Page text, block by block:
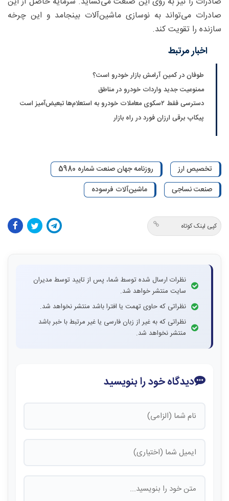
صادرات می‌تواند به نوسازی ماشین‌آلات بینجامد و این چرخه‌
سازنده را تقویت کند.
اخبار مرتبط
طوفان در کمین آرامش بازار خودرو است؟
ممنوعیت جدید واردات خودرو در مناطق
دسترسی فقط ۲سکوی معاملات خودرو به استعلام‌ها تبعیض‌آمیز است
پیکاپ برقی ارزان فورد در راه بازار
تخصیص ارز
روزنامه جهان صنعت شماره 5980
صنعت نساجی
ماشین‌آلات فرسوده
کپی لینک کوتاه
نظرات ارسال شده توسط شما، پس از تایید توسط مدیران
سایت منتشر خواهد شد.
نظراتی که حاوی تهمت یا افترا باشد منتشر نخواهد شد.
نظراتی که به غیر از زبان فارسی یا غیر مرتبط با خبر باشد
منتشر نخواهد شد.
دیدگاه خود را بنویسید